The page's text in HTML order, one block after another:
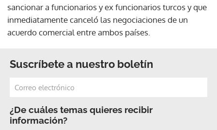
sancionar a funcionarios y ex funcionarios turcos y que
inmediatamente canceló las negociaciones de un
acuerdo comercial entre ambos países.
Suscríbete a nuestro boletín
¿De cuáles temas quieres recibir
información?